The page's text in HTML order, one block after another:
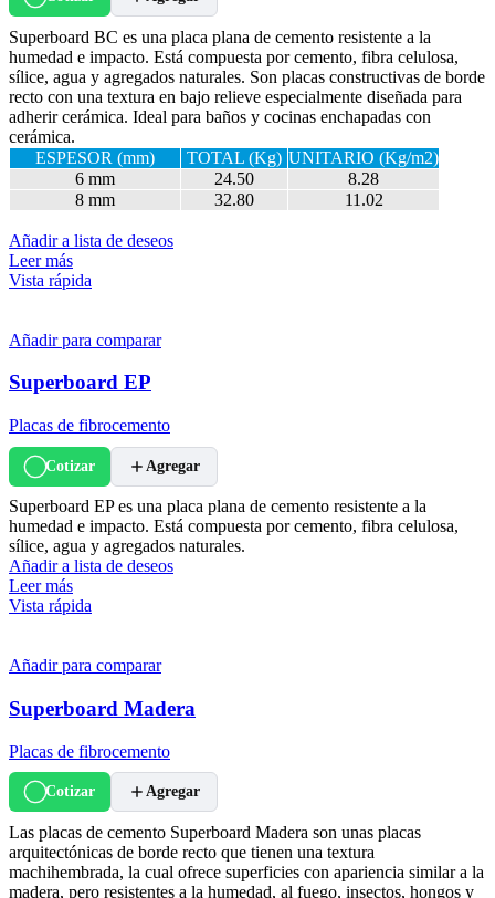
Superboard BC es una placa plana de cemento resistente a la
humedad e impacto. Está compuesta por cemento, fibra celulosa,
sílice, agua y agregados naturales. Son placas constructivas de borde
recto con una textura en bajo relieve especialmente diseñada para
adherir cerámica. Ideal para baños y cocinas enchapadas con
cerámica.
ESPESOR (mm)
TOTAL (Kg) UNITARIO (Kg/m2)
6 mm
24.50
8.28
8 mm
32.80 11.02
Añadir a lista de deseos
Leer más
Vista rápida
Añadir para comparar
Superboard EP
Placas de fibrocemento
Cotizar Agregar
Superboard EP es una placa plana de cemento resistente a la
humedad e impacto. Está compuesta por cemento, fibra celulosa,
sílice, agua y agregados naturales.
Añadir a lista de deseos
Leer más
Vista rápida
Añadir para comparar
Superboard Madera
Placas de fibrocemento
Cotizar Agregar
Las placas de cemento Superboard Madera son unas placas
arquitectónicas de borde recto que tienen una textura
machihembrada, la cual ofrece superficies con apariencia similar a la
madera, pero resistentes a la humedad, al fuego, insectos, hongos y